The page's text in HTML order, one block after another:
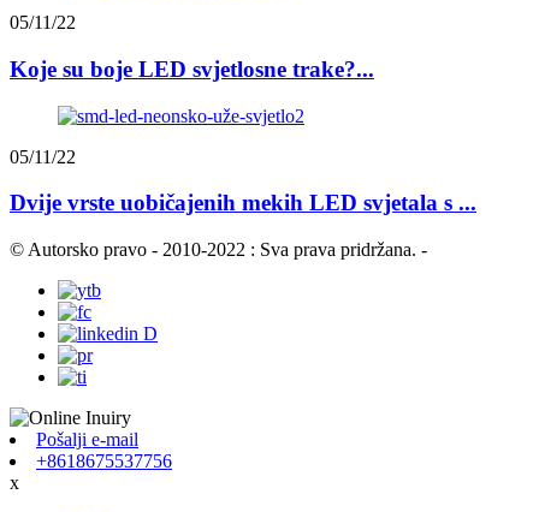
05/11/22
Koje su boje LED svjetlosne trake?...
05/11/22
Dvije vrste uobičajenih mekih LED svjetala s ...
© Autorsko pravo - 2010-2022 : Sva prava pridržana. -
Pošalji e-mail
+8618675537756
x